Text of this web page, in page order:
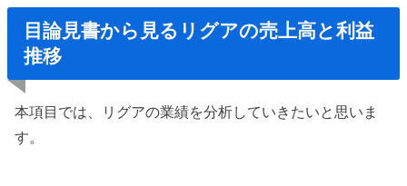
目論見書から見るリグアの売上高と利益
推移
本項目では、リグアの業績を分析していきたいと思いま
す。